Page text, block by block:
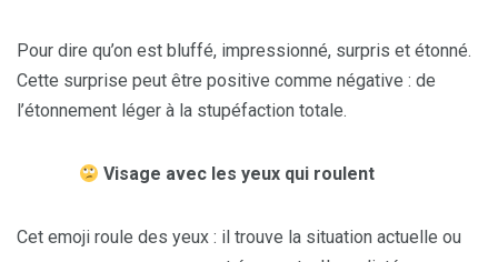
Pour dire qu’on est bluffé, impressionné, surpris et étonné.
Cette surprise peut être positive comme négative : de
l’étonnement léger à la stupéfaction totale.
Visage avec les yeux qui roulent
Cet emoji roule des yeux : il trouve la situation actuelle ou